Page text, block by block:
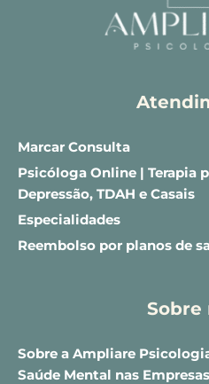
Marcar Consulta
Psicóloga Online | Terapia
Depressão, TDAH e Casais
Especialidades
Reembolso por planos de
Sobre
Sobre a Ampliare
Saúde Mental nas Empresas